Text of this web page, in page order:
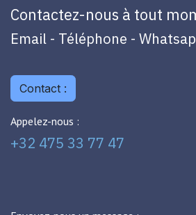
Contactez-nous à tout
Email - Téléphone -
Contact :
Appelez-nous :
+32 475 33 77 47